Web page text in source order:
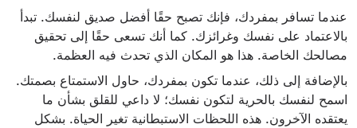
عندما تسافر بمفردك، فإنك تصبح حقًا أفضل صديق لنفسك. تبدأ
بالاعتماد على نفسك وغرائزك. كما أنك تسعى حقًا إلى تحقيق
مصالحك الخاصة. هذا هو المكان الذي تحدث فيه العظمة.
بالإضافة إلى ذلك، عندما تكون بمفردك، حاول الاستمتاع بصمتك.
اسمح لنفسك بالحرية لتكون نفسك؛ لا داعي للقلق بشأن ما
يعتقده الآخرون. هذه اللحظات الاستبطانية تغير الحياة. بشكل